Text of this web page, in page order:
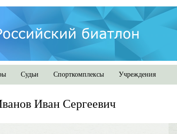
Судьи Спорткомплексы Учреждения
Иван Сергеевич